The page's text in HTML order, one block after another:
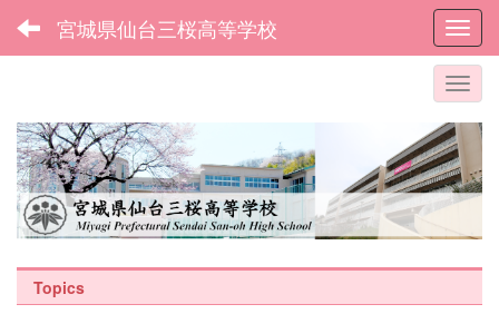
宮城県仙台三桜高等学校
Topics